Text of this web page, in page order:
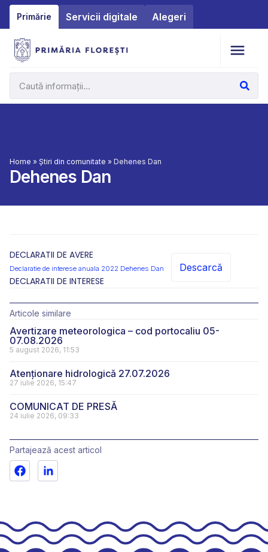
Primărie Servicii digitale Alegeri
Home » Știri din comunitate » Dehenes Dan
Dehenes Dan
DECLARATII DE AVERE
Declaratie de interese anuala 2022 Dehenes Dan
Descarcă
DECLARATII DE INTERESE
Articole similare
Avertizare meteorologica – cod portocaliu 05-
07.08.2026
5 august 2026, 11:53
Atenționare hidrologică 27.07.2026
27 iulie 2026, 15:47
COMUNICAT DE PRESĂ
24 iulie 2026, 09:33
Partajează acest articol